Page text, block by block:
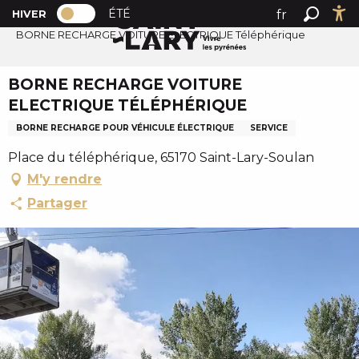
A
l
r
a
u
c
o
n
t
e
n
u
p
r
i
n
PAGE D’ACCUEIL ACTUELLE HIVER : PASSER EN MODE
HIVER PAGE D’ACCUEIL ACTUELLE HIVER :
ÉTÉ
fr
en
Accueil
BORNE RECHARGE VOITURE ELECTRIQUE Téléphérique
BORNE RECHARGE VOITURE
ELECTRIQUE TÉLÉPHÉRIQUE
BORNE RECHARGE POUR VÉHICULE ÉLECTRIQUE SERVICE
Place du téléphérique, 65170 Saint-Lary-Soulan
M'y rendre
Partager